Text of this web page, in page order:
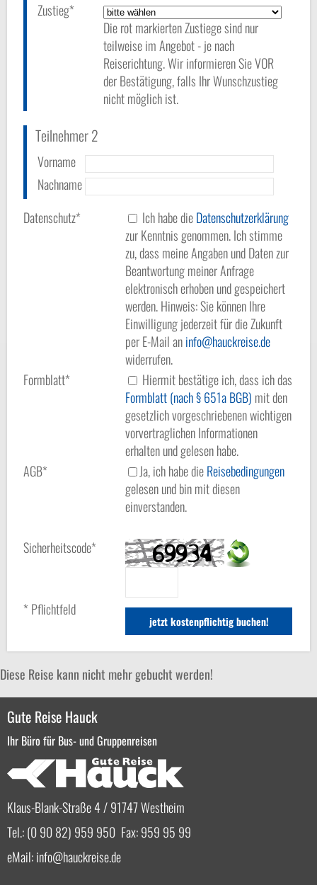
Zustieg*
Die rot markierten Zustiege sind nur
teilweise im Angebot - je nach
Reiserichtung. Wir informieren Sie VOR
der Bestätigung, falls Ihr Wunschzustieg
nicht möglich ist.
Teilnehmer 2
Vorname
Nachname
Datenschutz*
Ich habe dieDatenschutzerklärung
zur Kenntnis genommen. Ich stimme
zu, dass meine Angaben und Daten zur
Beantwortung meiner Anfrage
elektronisch erhoben und gespeichert
werden. Hinweis: Sie können Ihre
Einwilligung jederzeit für die Zukunft
per E-Mail aninfo
hauckreise.de
widerrufen.
Formblatt*
Hiermit bestätige ich, dass ich das
Formblatt (nach § 651a BGB) mit den
gesetzlich vorgeschriebenen wichtigen
vorvertraglichen Informationen
erhalten und gelesen habe.
AGB*
Ja, ich habe dieReisebedingungen
gelesen und bin mit diesen
einverstanden.
Sicherheitscode*
* Pflichtfeld
Diese Reise kann nicht mehr gebucht werden!
Gute Reise Hauck
Ihr Büro für Bus- und Gruppenreisen
Klaus-Blank-Straße 4 / 91747 Westheim
Tel.: (0 90 82) 959 950 Fax: 959 95 99
eMail:info hauckreise.de